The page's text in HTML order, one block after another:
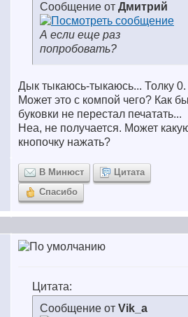
Сообщение от Дмитрий
А если еще раз
попробовать?
Дык тыкаюсь-тыкаюсь... Толку 0.
Может это с компой чего? Как
буковки не перестал печатать...
Неа, не получается. Может
кнопочку нажать?
В Минюст
Цитата
Спасибо
Цитата:
Сообщение от Vik_a